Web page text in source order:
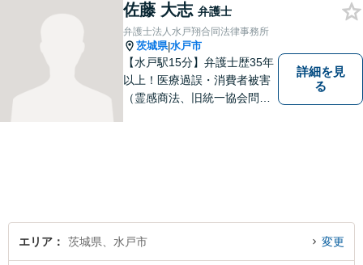
把握した上で、正当な権利を
守るために丁寧な対応を致し
ます。
佐藤 大志 弁護士
弁護士法人水戸翔合同法律事務所
茨城県|水戸市
【水戸駅15分】弁護士歴35年
以上！医療過誤・消費者被害
（霊感商法、旧統一協会問題
詳細を見
る
エリア 茨城県、水戸市 変更